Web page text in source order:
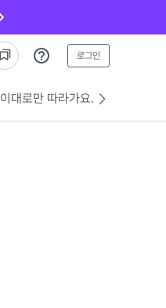
로그인
대로만 따라가요.